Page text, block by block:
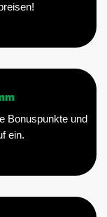
Bonuspunkte und
ein.